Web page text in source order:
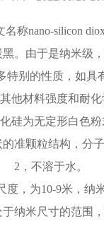
称nano-silicon
。由于是纳米级
特别的性质，如具
他材料强度和耐
硅为无定形白色
准颗粒结构，分
2，不溶于水。
，为10-9米，纳
纳米尺寸的范围